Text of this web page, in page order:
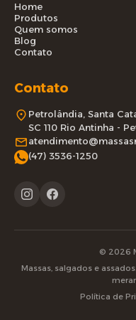
Home
Produtos
Quem somos
Blog
Contato
Contato
Petrolândia, Santa
SC 110 Rio Antinha -
(47) 3536-1250
© 2026
Massas, salgados e
Política de